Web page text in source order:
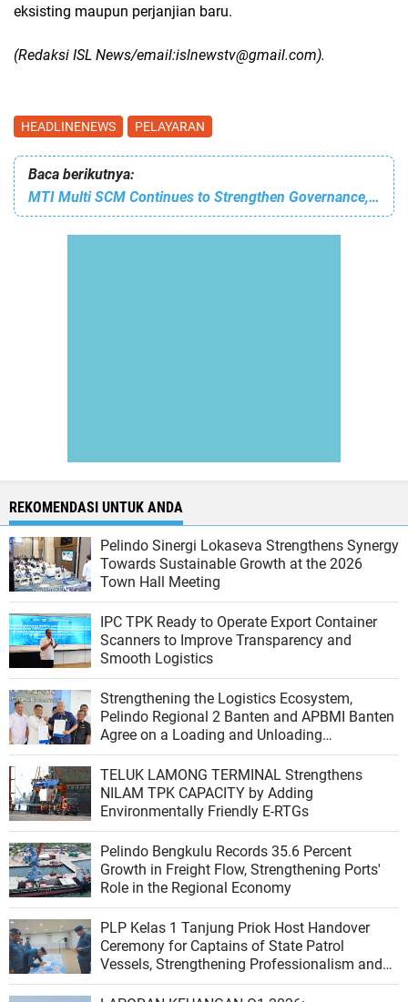
eksisting maupun perjanjian baru.
(Redaksi ISL News/email:islnewstv@gmail.com).
HEADLINENEWS PELAYARAN
Baca berikutnya:
MTI Multi SCM Continues to Strengthen Governance, Risk and Compliance (GRC) System and Infrastructure Completeness
REKOMENDASI UNTUK ANDA
Pelindo Sinergi Lokaseva Strengthens Synergy
Towards Sustainable Growth at the 2026
Town Hall Meeting
IPC TPK Ready to Operate Export Container
Scanners to Improve Transparency and
Smooth Logistics
Strengthening the Logistics Ecosystem,
Pelindo Regional 2 Banten and APBMI Banten
Agree on a Loading and Unloading
Cooperation at Ciwandan Port
TELUK LAMONG TERMINAL Strengthens
NILAM TPK CAPACITY by Adding
Environmentally Friendly E-RTGs
Pelindo Bengkulu Records 35.6 Percent
Growth in Freight Flow, Strengthening Ports'
Role in the Regional Economy
PLP Kelas 1 Tanjung Priok Host Handover
Ceremony for Captains of State Patrol
Vessels, Strengthening Professionalism and
Shipping Safety